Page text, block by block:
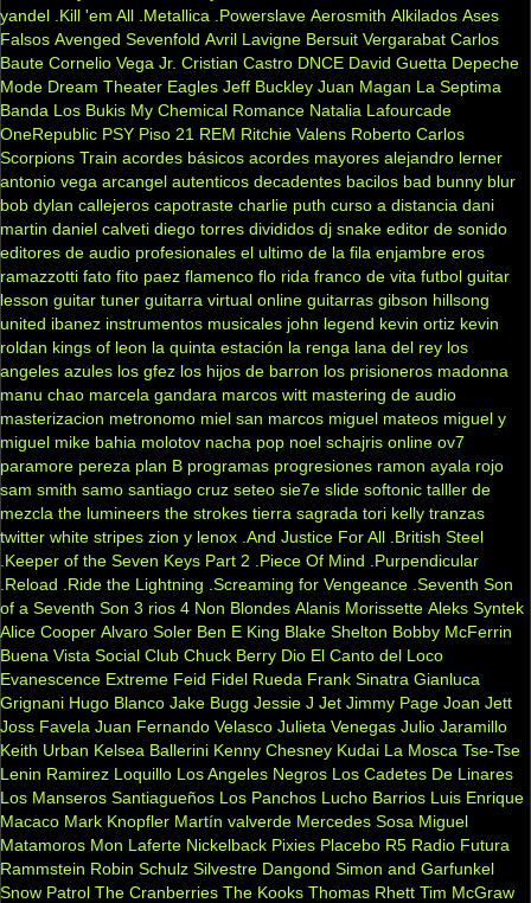
yandel .Kill 'em All .Metallica .Powerslave Aerosmith Alkilados Ases
Falsos Avenged Sevenfold Avril Lavigne Bersuit Vergarabat Carlos
Baute Cornelio Vega Jr. Cristian Castro DNCE David Guetta Depeche
Mode Dream Theater Eagles Jeff Buckley Juan Magan La Septima
Banda Los Bukis My Chemical Romance Natalia Lafourcade
OneRepublic PSY Piso 21 REM Ritchie Valens Roberto Carlos
Scorpions Train acordes básicos acordes mayores alejandro lerner
antonio vega arcangel autenticos decadentes bacilos bad bunny blur
bob dylan callejeros capotraste charlie puth curso a distancia dani
martin daniel calveti diego torres divididos dj snake editor de sonido
editores de audio profesionales el ultimo de la fila enjambre eros
ramazzotti fato fito paez flamenco flo rida franco de vita futbol guitar
lesson guitar tuner guitarra virtual online guitarras gibson hillsong
united ibanez instrumentos musicales john legend kevin ortiz kevin
roldan kings of leon la quinta estación la renga lana del rey los
angeles azules los gfez los hijos de barron los prisioneros madonna
manu chao marcela gandara marcos witt mastering de audio
masterizacion metronomo miel san marcos miguel mateos miguel y
miguel mike bahia molotov nacha pop noel schajris online ov7
paramore pereza plan B programas progresiones ramon ayala rojo
sam smith samo santiago cruz seteo sie7e slide softonic talller de
mezcla the lumineers the strokes tierra sagrada tori kelly tranzas
twitter white stripes zion y lenox .And Justice For All .British Steel
.Keeper of the Seven Keys Part 2
.Piece Of Mind
.Purpendicular
.Reload
.Ride the Lightning .Screaming for Vengeance .Seventh Son
of a Seventh Son 3 rios 4 Non Blondes Alanis Morissette Aleks Syntek
Alice Cooper Alvaro Soler Ben E King Blake Shelton Bobby McFerrin
Buena Vista Social Club Chuck Berry Dio El Canto del Loco
Evanescence Extreme Feid Fidel Rueda Frank Sinatra Gianluca
Grignani Hugo Blanco Jake Bugg Jessie J Jet Jimmy Page Joan Jett
Joss Favela Juan Fernando Velasco Julieta Venegas Julio Jaramillo
Keith Urban Kelsea Ballerini Kenny Chesney Kudai La Mosca Tse-Tse
Lenin Ramirez Loquillo Los Angeles Negros Los Cadetes De Linares
Los Manseros Santiagueños Los Panchos Lucho Barrios Luis Enrique
Macaco Mark Knopfler Martín valverde Mercedes Sosa Miguel
Matamoros Mon Laferte Nickelback Pixies Placebo R5 Radio Futura
Rammstein Robin Schulz Silvestre Dangond Simon and Garfunkel
Snow Patrol The Cranberries The Kooks Thomas Rhett Tim McGraw